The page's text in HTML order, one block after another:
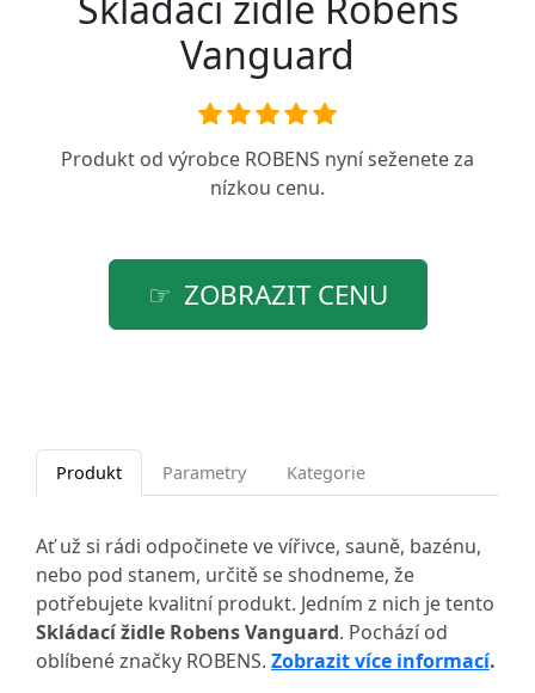
Vanguard
Produkt od výrobce ROBENS nyní seženete za
nízkou cenu.
ZOBRAZIT CENU
Produkt Parametry Kategorie
Ať už si rádi odpočinete ve vířivce, sauně, bazénu,
nebo pod stanem, určitě se shodneme, že
potřebujete kvalitní produkt. Jedním z nich je tento
Skládací židle Robens Vanguard. Pochází od
oblíbené značky ROBENS. Zobrazit více informací.